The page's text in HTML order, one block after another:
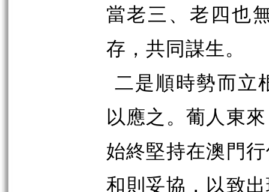
當老三、老四也
存，共同謀生。
二是順時勢而立
以應之。葡人東
始終堅持在澳門
和則妥協，以致